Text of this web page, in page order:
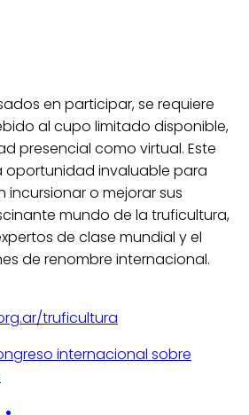
en participar, se requiere
al cupo limitado disponible,
presencial como virtual. Este
oportunidad invaluable para
o mejorar sus
mundo de la truficultura,
de clase mundial y el
de renombre internacional.
truficultura